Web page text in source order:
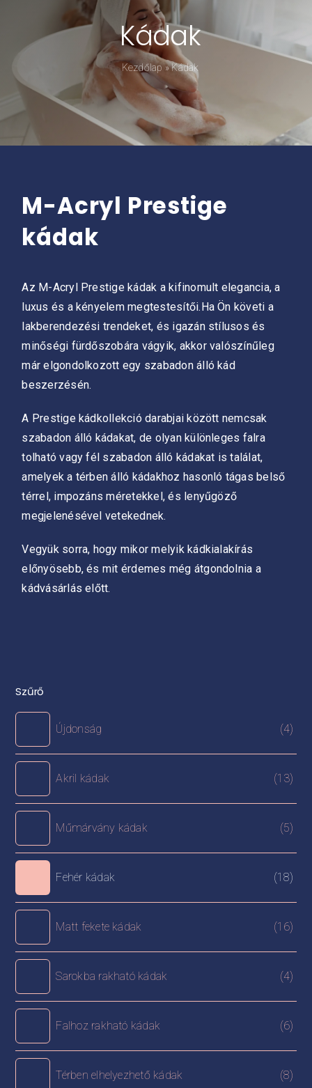
Kádpróba
Prestige-ről
Kapcsolat
Kádak
Kezdőlap»Kádak
M-Acryl Prestige
kádak
Az M-Acryl Prestige kádak a kifinomult elegancia, a
luxus és a kényelem megtestesítői.Ha Ön követi a
lakberendezési trendeket, és igazán stílusos és
minőségi fürdőszobára vágyik, akkor valószínűleg
már elgondolkozott egy szabadon álló kád
beszerzésén.
A Prestige kádkollekció darabjai között nemcsak
szabadon álló kádakat, de olyan különleges falra
tolható vagy fél szabadon álló kádakat is találat,
amelyek a térben álló kádakhoz hasonló tágas belső
térrel, impozáns méretekkel, és lenyűgöző
megjelenésével vetekednek.
Vegyük sorra, hogy mikor melyik kádkialakírás
előnyösebb, és mit érdemes még átgondolnia a
kádvásárlás előtt.
Szűrő
Újdonság (4)
Akril kádak (13)
Műmárvány kádak (5)
Fehér kádak (18)
Matt fekete kádak (16)
Sarokba rakható kádak (4)
Falhoz rakható kádak (6)
Térben elhelyezhető kádak (8)